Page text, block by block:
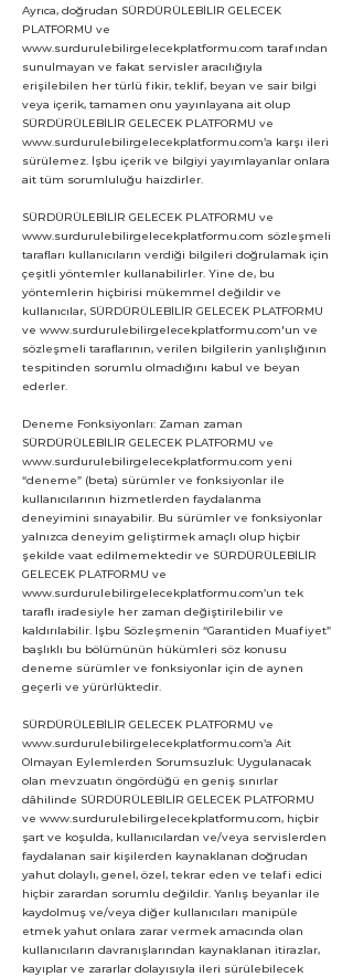
Ayrıca, doğrudan SÜRDÜRÜLEBİLİR GELECEK
PLATFORMU ve
www.surdurulebilirgelecekplatformu.com tarafından
sunulmayan ve fakat servisler aracılığıyla
erişilebilen her türlü fikir, teklif, beyan ve sair bilgi
veya içerik, tamamen onu yayınlayana ait olup
SÜRDÜRÜLEBİLİR GELECEK PLATFORMU ve
www.surdurulebilirgelecekplatformu.com’a karşı ileri
sürülemez. İşbu içerik ve bilgiyi yayımlayanlar onlara
ait tüm sorumluluğu haizdirler.
SÜRDÜRÜLEBİLİR GELECEK PLATFORMU ve
www.surdurulebilirgelecekplatformu.com sözleşmeli
tarafları kullanıcıların verdiği bilgileri doğrulamak için
çeşitli yöntemler kullanabilirler. Yine de, bu
yöntemlerin hiçbirisi mükemmel değildir ve
kullanıcılar, SÜRDÜRÜLEBİLİR GELECEK PLATFORMU
ve www.surdurulebilirgelecekplatformu.com'un ve
sözleşmeli taraflarının, verilen bilgilerin yanlışlığının
tespitinden sorumlu olmadığını kabul ve beyan
ederler.
Deneme Fonksiyonları: Zaman zaman
SÜRDÜRÜLEBİLİR GELECEK PLATFORMU ve
www.surdurulebilirgelecekplatformu.com yeni
“deneme” (beta) sürümler ve fonksiyonlar ile
kullanıcılarının hizmetlerden faydalanma
deneyimini sınayabilir. Bu sürümler ve fonksiyonlar
yalnızca deneyim geliştirmek amaçlı olup hiçbir
şekilde vaat edilmemektedir ve SÜRDÜRÜLEBİLİR
GELECEK PLATFORMU ve
www.surdurulebilirgelecekplatformu.com’un tek
taraflı iradesiyle her zaman değiştirilebilir ve
kaldırılabilir. İşbu Sözleşmenin “Garantiden Muafiyet”
başlıklı bu bölümünün hükümleri söz konusu
deneme sürümler ve fonksiyonlar için de aynen
geçerli ve yürürlüktedir.
SÜRDÜRÜLEBİLİR GELECEK PLATFORMU ve
www.surdurulebilirgelecekplatformu.com’a Ait
Olmayan Eylemlerden Sorumsuzluk: Uygulanacak
olan mevzuatın öngördüğü en geniş sınırlar
dâhilinde SÜRDÜRÜLEBİLİR GELECEK PLATFORMU
ve www.surdurulebilirgelecekplatformu.com, hiçbir
şart ve koşulda, kullanıcılardan ve/veya servislerden
faydalanan sair kişilerden kaynaklanan doğrudan
yahut dolaylı, genel, özel, tekrar eden ve telafi edici
hiçbir zarardan sorumlu değildir. Yanlış beyanlar ile
kaydolmuş ve/veya diğer kullanıcıları manipüle
etmek yahut onlara zarar vermek amacında olan
kullanıcıların davranışlarından kaynaklanan itirazlar,
kayıplar ve zararlar dolayısıyla ileri sürülebilecek